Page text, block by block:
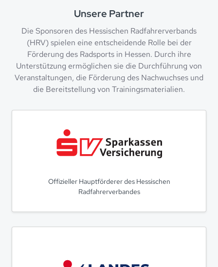
Unsere Partner
Die Sponsoren des Hessischen Radfahrerverbands
(HRV) spielen eine entscheidende Rolle bei der
Förderung des Radsports in Hessen. Durch ihre
Unterstützung ermöglichen sie die Durchführung von
Veranstaltungen, die Förderung des Nachwuchses und
die Bereitstellung von Trainingsmaterialien.
Offizieller Hauptförderer des Hessischen
Radfahrerverbandes